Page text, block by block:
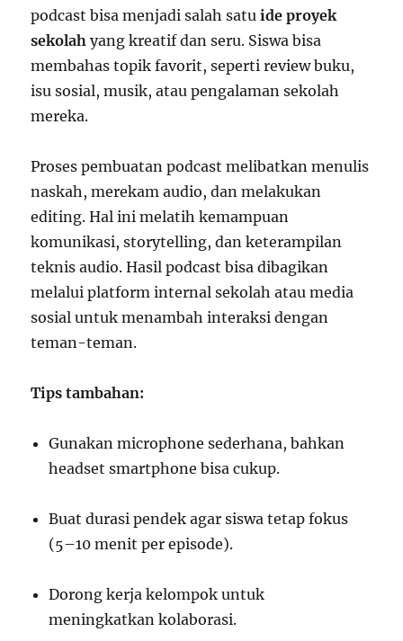
podcast bisa menjadi salah satuide proyek
sekolah yang kreatif dan seru. Siswa bisa
membahas topik favorit, seperti review buku,
isu sosial, musik, atau pengalaman sekolah
mereka.
Proses pembuatan podcast melibatkan menulis
naskah, merekam audio, dan melakukan
editing. Hal ini melatih kemampuan
komunikasi, storytelling, dan keterampilan
teknis audio. Hasil podcast bisa dibagikan
melalui platform internal sekolah atau media
sosial untuk menambah interaksi dengan
teman-teman.
Tips tambahan:
Gunakan microphone sederhana, bahkan
headset smartphone bisa cukup.
Buat durasi pendek agar siswa tetap fokus
(5–10 menit per episode).
Dorong kerja kelompok untuk
meningkatkan kolaborasi.